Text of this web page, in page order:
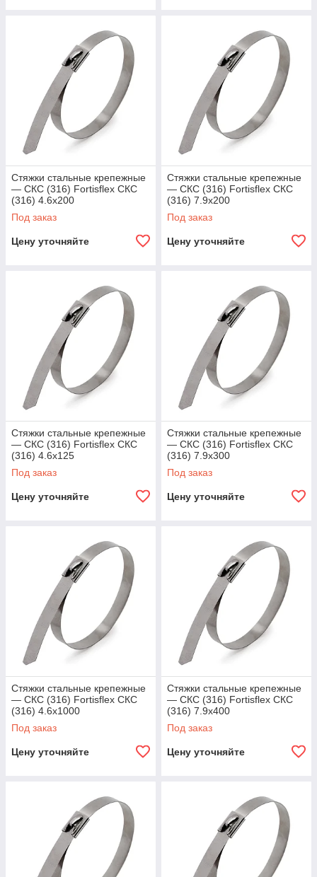
Стяжки стальные крепежные
— СКС (316) Fortisflex СКС
(316) 4.6x200
Под заказ
Цену уточняйте
Стяжки стальные крепежные
— СКС (316) Fortisflex СКС
(316) 7.9х200
Под заказ
Цену уточняйте
Стяжки стальные крепежные
— СКС (316) Fortisflex СКС
(316) 4.6x125
Под заказ
Цену уточняйте
Стяжки стальные крепежные
— СКС (316) Fortisflex СКС
(316) 7.9х300
Под заказ
Цену уточняйте
Стяжки стальные крепежные
— СКС (316) Fortisflex СКС
(316) 4.6x1000
Под заказ
Цену уточняйте
Стяжки стальные крепежные
— СКС (316) Fortisflex СКС
(316) 7.9х400
Под заказ
Цену уточняйте